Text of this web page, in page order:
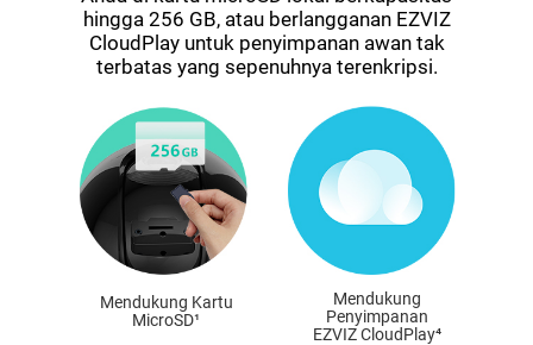
hingga 256 GB, atau berlangganan EZVIZ
CloudPlay untuk penyimpanan awan tak
terbatas yang sepenuhnya terenkripsi.
Mendukung Kartu
MicroSD¹
Mendukung
Penyimpanan
EZVIZ CloudPlay⁴